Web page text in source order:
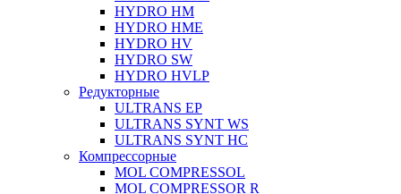
HYDRO HM
HYDRO HME
HYDRO HV
HYDRO SW
HYDRO HVLP
Редукторные
ULTRANS EP
ULTRANS SYNT WS
ULTRANS SYNT HC
Компрессорные
MOL COMPRESSOL
MOL COMPRESSOR R